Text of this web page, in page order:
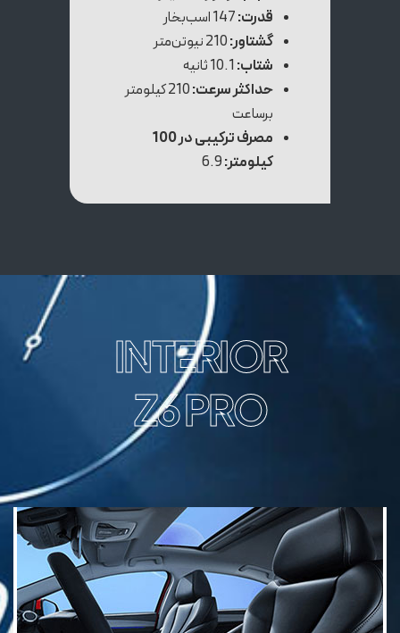
قدرت:
گشتاور:
شتاب:
حداکثر سرعت:
210 کیلومتر
برساعت
مصرف ترکیبی در 100
کیلومتر:
INTERIOR
Z6 PRO